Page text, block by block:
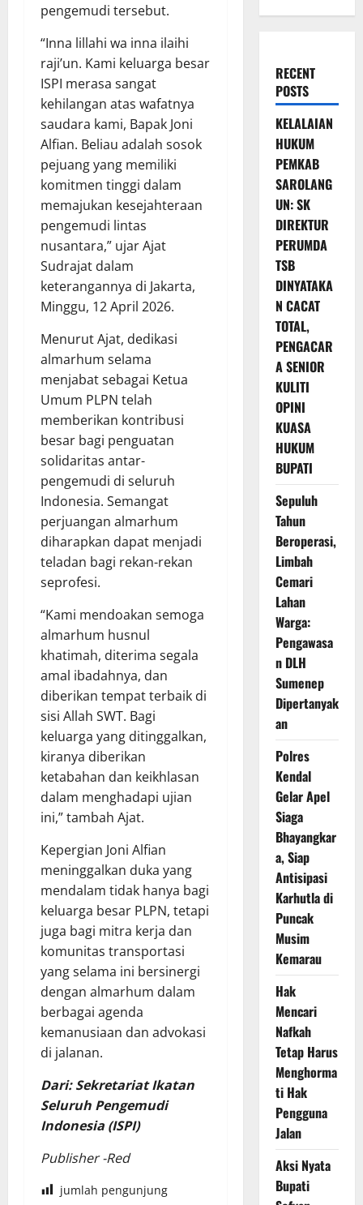
pengemudi tersebut.
“Inna lillahi wa inna ilaihi
raji’un. Kami keluarga besar
ISPI merasa sangat
kehilangan atas wafatnya
saudara kami, Bapak Joni
Alfian. Beliau adalah sosok
pejuang yang memiliki
komitmen tinggi dalam
memajukan kesejahteraan
pengemudi lintas
nusantara,” ujar Ajat
Sudrajat dalam
keterangannya di Jakarta,
Minggu, 12 April 2026.
Menurut Ajat, dedikasi
almarhum selama
menjabat sebagai Ketua
Umum PLPN telah
memberikan kontribusi
besar bagi penguatan
solidaritas antar-
pengemudi di seluruh
Indonesia. Semangat
perjuangan almarhum
diharapkan dapat menjadi
teladan bagi rekan-rekan
seprofesi.
“Kami mendoakan semoga
almarhum husnul
khatimah, diterima segala
amal ibadahnya, dan
diberikan tempat terbaik di
sisi Allah SWT. Bagi
keluarga yang ditinggalkan,
kiranya diberikan
ketabahan dan keikhlasan
dalam menghadapi ujian
ini,” tambah Ajat.
Kepergian Joni Alfian
meninggalkan duka yang
mendalam tidak hanya bagi
keluarga besar PLPN, tetapi
juga bagi mitra kerja dan
komunitas transportasi
yang selama ini bersinergi
dengan almarhum dalam
berbagai agenda
kemanusiaan dan advokasi
di jalanan.
Dari: Sekretariat Ikatan
Seluruh Pengemudi
Indonesia (ISPI)
Publisher -Red
jumlah pengunjung
RECENT
POSTS
KELALAIAN
HUKUM
PEMKAB
SAROLANG
UN: SK
DIREKTUR
PERUMDA
TSB
DINYATAKA
N CACAT
TOTAL,
PENGACAR
A SENIOR
KULITI
OPINI
KUASA
HUKUM
BUPATI
Sepuluh
Tahun
Beroperasi,
Limbah
Cemari
Lahan
Warga:
Pengawasa
n DLH
Sumenep
Dipertanyak
an
Polres
Kendal
Gelar Apel
Siaga
Bhayangkar
a, Siap
Antisipasi
Karhutla di
Puncak
Musim
Kemarau
Hak
Mencari
Nafkah
Tetap Harus
Menghorma
ti Hak
Pengguna
Jalan
Aksi Nyata
Bupati